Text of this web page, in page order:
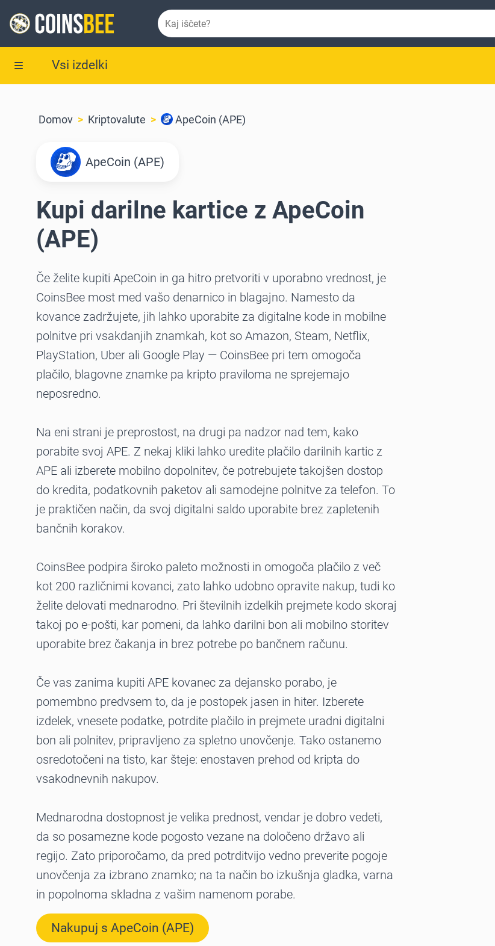
Vsi izdelki
Domov Kriptovalute ApeCoin (APE)
ApeCoin (APE)
Kupi darilne kartice z ApeCoin
(APE)
Če želite kupiti ApeCoin in ga hitro pretvoriti v uporabno vrednost, je
CoinsBee most med vašo denarnico in blagajno. Namesto da
kovance zadržujete, jih lahko uporabite za digitalne kode in mobilne
polnitve pri vsakdanjih znamkah, kot so Amazon, Steam, Netflix,
PlayStation, Uber ali Google Play — CoinsBee pri tem omogoča
plačilo, blagovne znamke pa kripto praviloma ne sprejemajo
neposredno.
Na eni strani je preprostost, na drugi pa nadzor nad tem, kako
porabite svoj APE. Z nekaj kliki lahko uredite plačilo darilnih kartic z
APE ali izberete mobilno dopolnitev, če potrebujete takojšen dostop
do kredita, podatkovnih paketov ali samodejne polnitve za telefon. To
je praktičen način, da svoj digitalni saldo uporabite brez zapletenih
bančnih korakov.
CoinsBee podpira široko paleto možnosti in omogoča plačilo z več
kot 200 različnimi kovanci, zato lahko udobno opravite nakup, tudi ko
želite delovati mednarodno. Pri številnih izdelkih prejmete kodo skoraj
takoj po e-pošti, kar pomeni, da lahko darilni bon ali mobilno storitev
uporabite brez čakanja in brez potrebe po bančnem računu.
Če vas zanima kupiti APE kovanec za dejansko porabo, je
pomembno predvsem to, da je postopek jasen in hiter. Izberete
izdelek, vnesete podatke, potrdite plačilo in prejmete uradni digitalni
bon ali polnitev, pripravljeno za spletno unovčenje. Tako ostanemo
osredotočeni na tisto, kar šteje: enostaven prehod od kripta do
vsakodnevnih nakupov.
Mednarodna dostopnost je velika prednost, vendar je dobro vedeti,
da so posamezne kode pogosto vezane na določeno državo ali
regijo. Zato priporočamo, da pred potrditvijo vedno preverite pogoje
unovčenja za izbrano znamko; na ta način bo izkušnja gladka, varna
in popolnoma skladna z vašim namenom porabe.
Nakupuj s ApeCoin (APE)